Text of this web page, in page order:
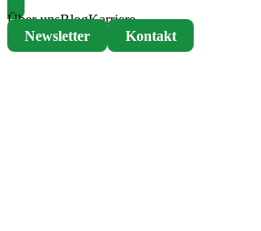
Über unsBlogKarriere
Newsletter
Kontakt